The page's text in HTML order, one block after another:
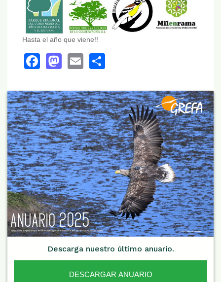
Hasta el año que viene!!
Facebook
Mastodon
Email
Descarga nuestro último anuario.
DESCARGAR ANUARIO